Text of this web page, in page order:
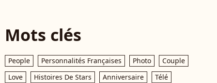
Mots clés
People Personnalités Françaises Photo
Couple
Love
Histoires De Stars Anniversaire
Télé